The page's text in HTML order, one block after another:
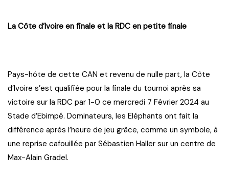
La Côte d’Ivoire en finale et la RDC en petite finale
Pays-hôte de cette CAN et revenu de nulle part, la Côte
d’Ivoire s’est qualifiée pour la finale du tournoi après sa
victoire sur la RDC par 1-0 ce mercredi 7 Février 2024 au
Stade d’Ebimpé. Dominateurs, les Eléphants ont fait la
différence après l’heure de jeu grâce, comme un symbole, à
une reprise cafouillée par Sébastien Haller sur un centre de
Max-Alain Gradel.